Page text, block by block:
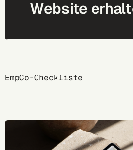
Website
EmpCo-Checkliste